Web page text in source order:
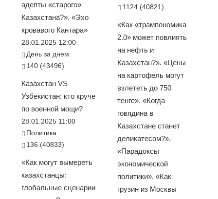
адепты «старого»
Казахстана?». «Эхо
кровавого Кантара»
28.01.2025 12:00
День за днем
140 (43496)
Казахстан VS
Узбекистан: кто круче
по военной мощи?
28.01.2025 11:00
Политика
136 (40833)
«Как могут вымереть
казахстанцы:
глобальные сценарии
1124 (40821)
«Как «трампономика
2.0» может повлиять
на нефть и
Казахстан?». «Цены
на картофель могут
взлететь до 750
тенге». «Когда
говядина в
Казахстане станет
деликатесом?».
«Парадоксы
экономической
политики». «Как
грузин из Москвы